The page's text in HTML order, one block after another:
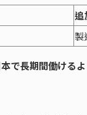
追
製
で長期間働ける